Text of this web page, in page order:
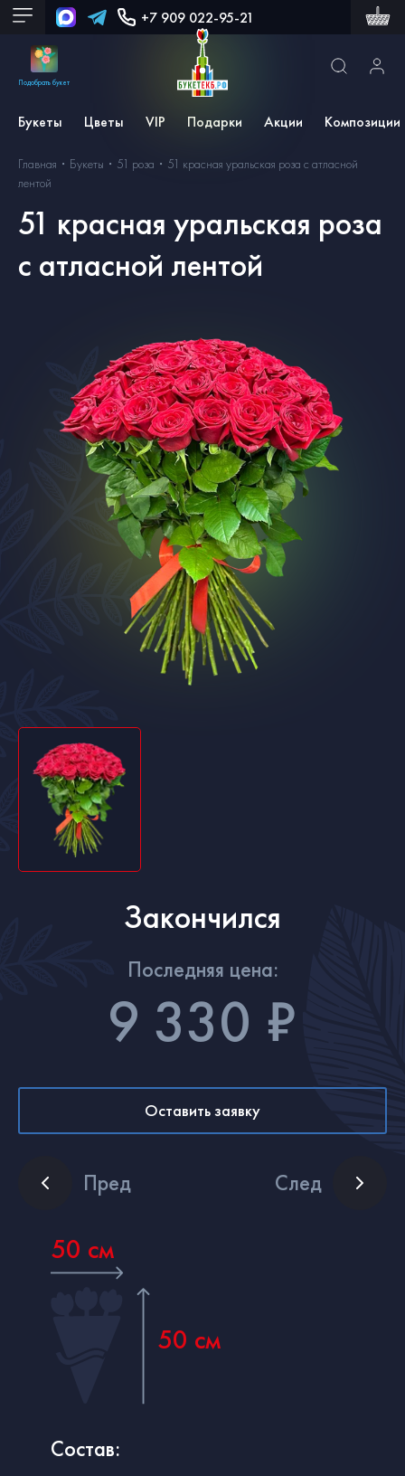
+7 909 022-95-21
Подобрать букет
Букеты Цветы VIP Подарки Акции Композиции
Главная Букеты 51 роза
51 красная уральская роза с атласной
лентой
51 красная уральская роза
с атласной лентой
Закончился
Последняя цена:
9 330 ₽
Оставить заявку
Пред След
50 см
50 см
Состав: